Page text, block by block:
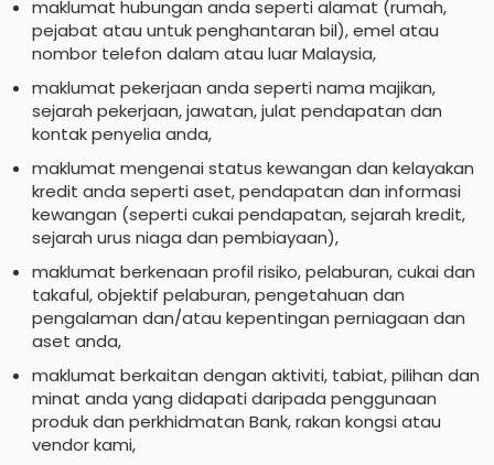
maklumat hubungan anda seperti alamat (rumah,
pejabat atau untuk penghantaran bil), emel atau
nombor telefon dalam atau luar Malaysia,
maklumat pekerjaan anda seperti nama majikan,
sejarah pekerjaan, jawatan, julat pendapatan dan
kontak penyelia anda,
maklumat mengenai status kewangan dan kelayakan
kredit anda seperti aset, pendapatan dan informasi
kewangan (seperti cukai pendapatan, sejarah kredit,
sejarah urus niaga dan pembiayaan),
maklumat berkenaan profil risiko, pelaburan, cukai dan
takaful, objektif pelaburan, pengetahuan dan
pengalaman dan/atau kepentingan perniagaan dan
aset anda,
maklumat berkaitan dengan aktiviti, tabiat, pilihan dan
minat anda yang didapati daripada penggunaan
produk dan perkhidmatan Bank, rakan kongsi atau
vendor kami,